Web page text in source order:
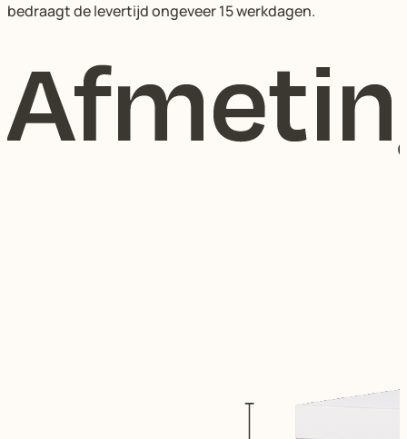
bedraagt de levertijd ongeveer 15 werkdagen.